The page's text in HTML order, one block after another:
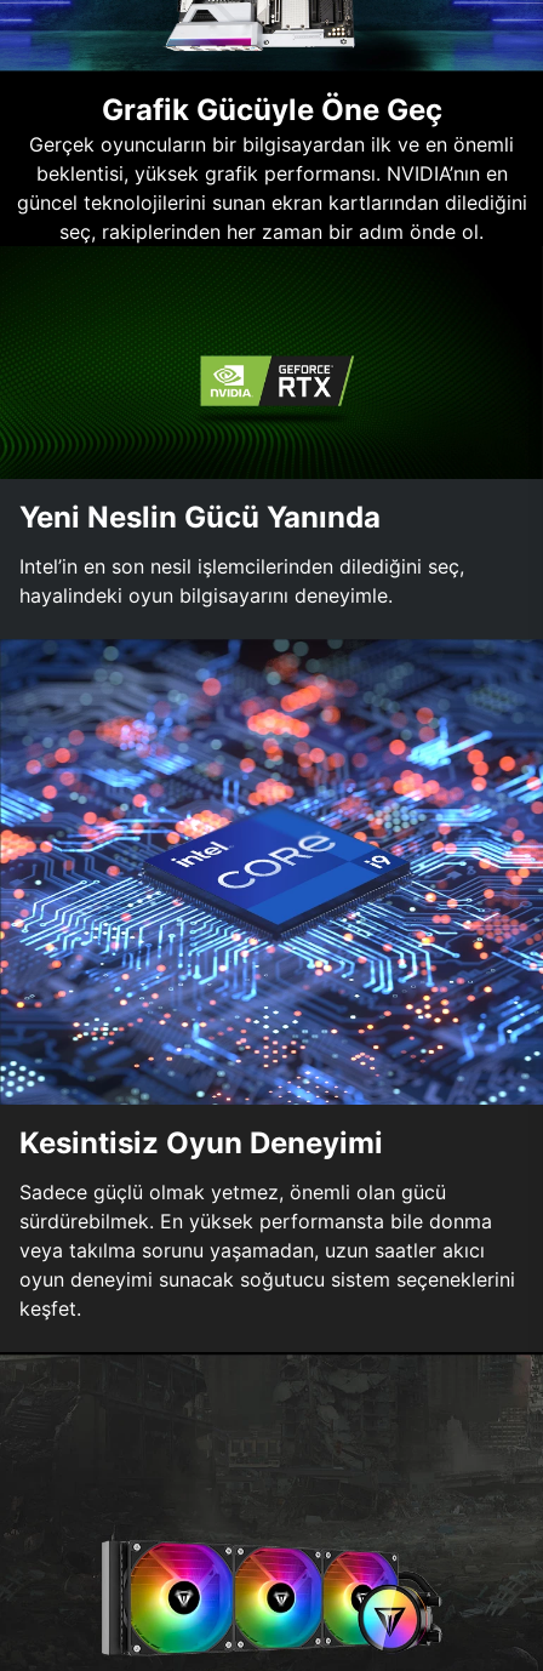
Grafik Gücüyle Öne Geç
Gerçek oyuncuların bir bilgisayardan ilk ve en önemli
beklentisi, yüksek grafik performansı. NVIDIA’nın en
güncel teknolojilerini sunan ekran kartlarından dilediğini
seç, rakiplerinden her zaman bir adım önde ol.
Yeni Neslin Gücü Yanında
Intel’in en son nesil işlemcilerinden dilediğini seç,
hayalindeki oyun bilgisayarını deneyimle.
Kesintisiz Oyun Deneyimi
Sadece güçlü olmak yetmez, önemli olan gücü
sürdürebilmek. En yüksek performansta bile donma
veya takılma sorunu yaşamadan, uzun saatler akıcı
oyun deneyimi sunacak soğutucu sistem seçeneklerini
keşfet.